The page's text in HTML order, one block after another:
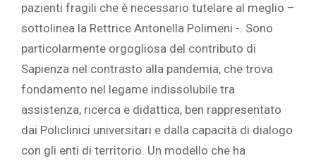
pazienti fragili che è necessario tutelare al meglio –
sottolinea la Rettrice Antonella Polimeni -. Sono
particolarmente orgogliosa del contributo di
Sapienza nel contrasto alla pandemia, che trova
fondamento nel legame indissolubile tra
assistenza, ricerca e didattica, ben rappresentato
dai Policlinici universitari e dalla capacità di dialogo
con gli enti di territorio. Un modello che ha